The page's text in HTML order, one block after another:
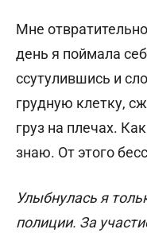
Мне
день я поймала
ссутулившись и
грудную клетку,
груз на плечах.
знаю. От этого
Улыбнулась я
полиции. За